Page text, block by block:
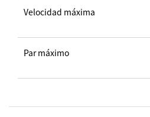
Velocidad máxima
Par máximo